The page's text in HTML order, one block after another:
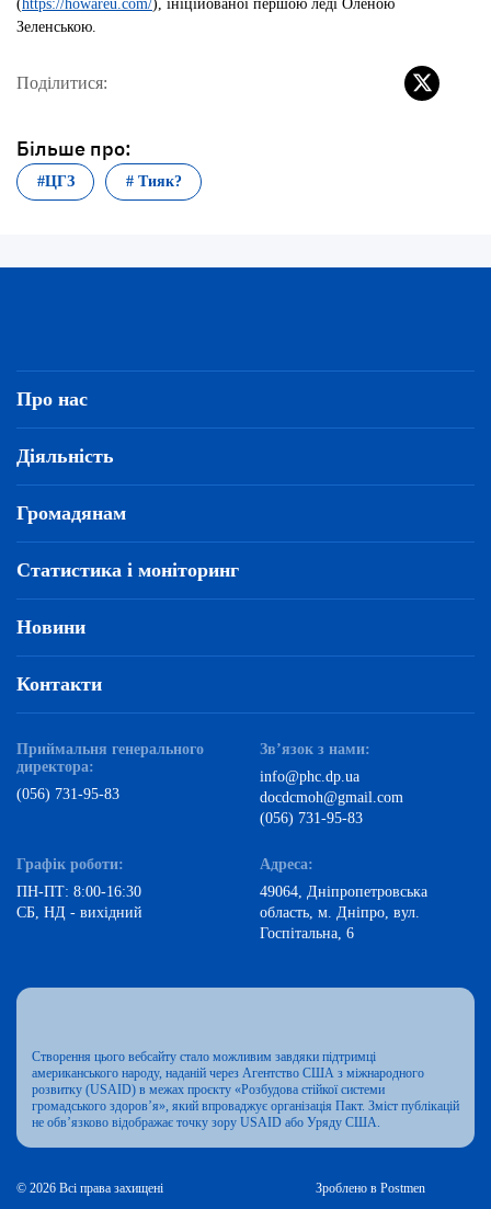
(https://howareu.com/), ініційованої першою леді Оленою
Зеленською.
Поділитися:
Більше про:
#ЦГЗ # Тияк?
Про нас
Діяльність
Громадянам
Статистика і моніторинг
Новини
Контакти
Приймальня генерального
директора:
(056) 731-95-83
Зв’язок з нами:
info@phc.dp.ua
docdcmoh@gmail.com
(056) 731-95-83
Графік роботи:
ПН-ПТ: 8:00-16:30
СБ, НД - вихідний
Адреса:
49064, Дніпропетровська
область, м. Дніпро, вул.
Госпітальна, 6
Створення цього вебсайту стало можливим завдяки підтримці
американського народу, наданій через Агентство США з міжнародного
розвитку (USAID) в межах проєкту «Розбудова стійкої системи
громадського здоров’я», який впроваджує організація Пакт. Зміст публікацій
не обв’язково відображає точку зору USAID або Уряду США.
© 2026 Всі права захищені Зроблено в Postmen